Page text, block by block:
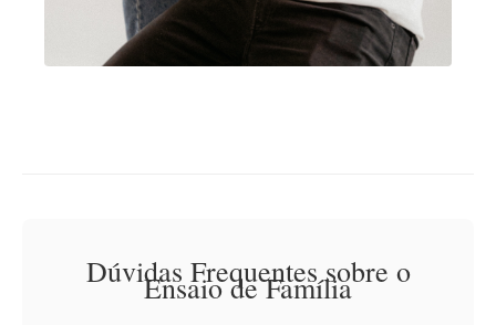
Dúvidas Frequentes sobre o
Ensaio de Família